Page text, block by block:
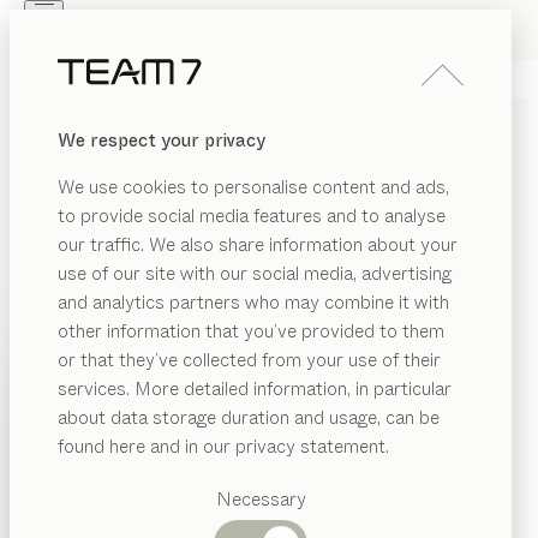
We respect your privacy
We use cookies to personalise content and ads,
to provide social media features and to analyse
our traffic. We also share information about your
use of our site with our social media, advertising
and analytics partners who may combine it with
other information that you’ve provided to them
or that they’ve collected from your use of their
services. More detailed information, in particular
about data storage duration and usage, can be
found here and in our privacy statement.
Necessary
PRODUITS
INSPIRATION
REVENDEUR
Catégories
suggérées
PRODUITS
INSPIRATION
QUI SOMMES-NOUS
REVENDEUR
LITS D’ENFANT EN BOIS
MASSIF SÛRS ET STABLES
Les lits d’enfant en bois sont source de chaleur, de
confort et de bien-être. Le bois naturel utilisé dans leur
fabrication est assemblé avec des colles exemptes de
formaldéhyde et ses surfaces, traitées uniquement
avec une huile naturelle.
...lire plus
configurable
kids
Stefan Radinger